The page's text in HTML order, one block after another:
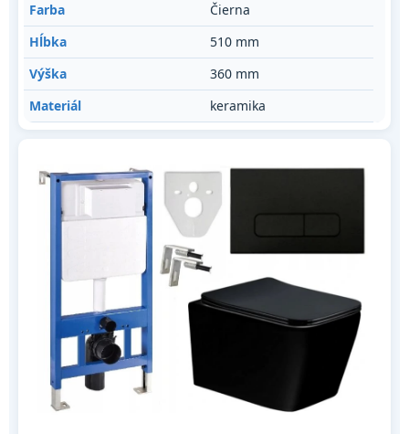
Farba
Čierna
Hĺbka
510 mm
Výška
360 mm
Materiál
keramika